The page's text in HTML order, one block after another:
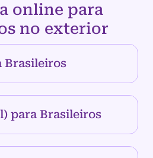
online para
no exterior
Brasileiros
para Brasileiros